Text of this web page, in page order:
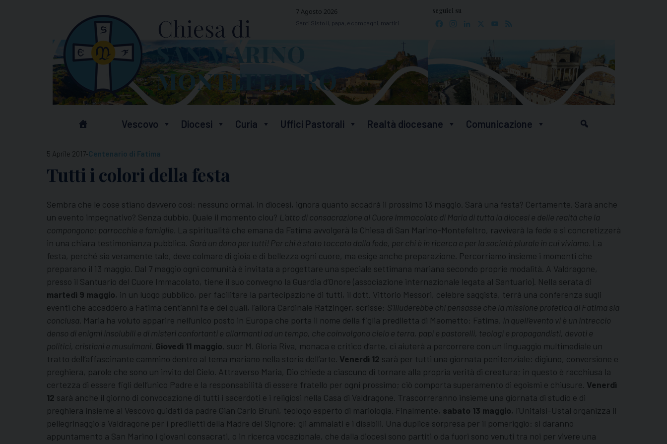
7 Agosto 2026
Santi Sisto II, papa, e compagni, martiri
seguici su
Facebook
Instagram
LinkedIn YouTube
Vescovo Diocesi Curia Uffici Pastorali Realtà diocesane Comunicazione
5 Aprile 2017-Centenario di Fatima
Tutti i colori della festa
Sembra che le cose stiano davvero così: nessuno ormai, in diocesi, ignora quanto accadrà il prossimo 13 maggio. Sarà una festa? Certamente. Sarà anche
un evento impegnativo? Senza dubbio. Quale il momento clou? L’atto di consacrazione al Cuore Immacolato di Maria di tutta la diocesi e delle realtà che la
compongono: parrocchie e famiglie. La spiritualità che emana da Fatima avvolgerà la Chiesa di San Marino-Montefeltro, ravviverà la fede e si concretizzerà
in una chiara testimonianza pubblica. Sarà un dono per tutti! Per chi è stato toccato dalla fede, per chi è in ricerca e per la società plurale in cui viviamo. La
festa, perché sia veramente tale, deve colmare di gioia e di bellezza ogni cuore, ma esige anche preparazione. Percorriamo insieme i momenti che
preparano il 13 maggio. Dal 7 maggio ogni comunità è invitata a progettare una speciale settimana mariana secondo proprie modalità. A Valdragone,
presso il Santuario del Cuore Immacolato, tiene il suo convegno la Guardia d’Onore (associazione internazionale legata al Santuario). Nella serata di
martedì 9 maggio, in un luogo pubblico, per facilitare la partecipazione di tutti, il dott. Vittorio Messori, celebre saggista, terrà una conferenza sugli
eventi che accaddero a Fatima cent’anni fa e dei quali, l’allora Cardinale Ratzinger, scrisse: S’illuderebbe chi pensasse che la missione profetica di Fatima sia
conclusa . Maria ha voluto apparire nell’unico posto in Europa che porta il nome della figlia prediletta di Maometto: Fatima. In quell’evento vi è un intreccio
denso di enigmi insolubili e di misteri confortanti e allarmanti ad un tempo, che coinvolgono cielo e terra, papi e pastorelli, teologi e propagandisti, devoti e
politici, cristiani e musulmani. Giovedì 11 maggio, suor M. Gloria Riva, monaca e critico d’arte, ci aiuterà a percorrere con un linguaggio multimediale un
tratto dell’affascinante cammino dentro al tema mariano nella storia dell’arte. Venerdì 12 sarà per tutti una giornata penitenziale: digiuno, conversione e
preghiera, parole che sono un invito del Cielo. Attraverso Maria, Dio chiede a ciascuno di tornare alla propria verità di creatura; in questo è racchiusa la
certezza di essere figli dell’unico Padre e la responsabilità di essere fratello per ogni prossimo; ciò comporta superamento di egoismi e chiusure. Venerdì
12 sarà anche il giorno di convocazione di tutti i sacerdoti e i religiosi nella Casa di Valdragone. Trascorreranno insieme una giornata di studio e di
preghiera insieme al Vescovo guidati da padre Gian Carlo Bruni, teologo esperto di mariologia. Finalmente, sabato 13 maggio, l’Unitalsi-Ustal organizza il
pellegrinaggio a Valdragone per i prediletti della Madre del Signore: gli ammalati e i disabili. Una duplice sorpresa per il pomeriggio: si daranno
appuntamento a San Marino i giovani consacrati, o in ricerca vocazionale, che dalla diocesi sono partiti o da fuori sono venuti tra noi per vivere una